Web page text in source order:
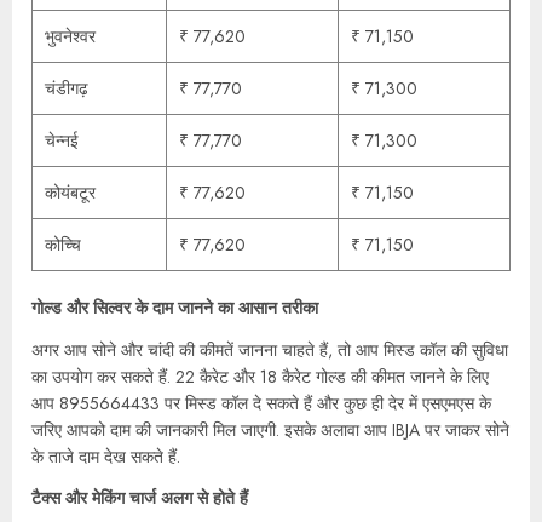
भुवनेश्वर ₹ 77,620 ₹ 71,150
चंडीगढ़ ₹ 77,770 ₹ 71,300
चेन्नई ₹ 77,770 ₹ 71,300
कोयंबटूर ₹ 77,620 ₹ 71,150
कोच्चि ₹ 77,620 ₹ 71,150
गोल्ड और सिल्वर के दाम जानने का आसान तरीका
अगर आप सोने और चांदी की कीमतें जानना चाहते हैं, तो आप मिस्ड कॉल की सुविधा
का उपयोग कर सकते हैं. 22 कैरेट और 18 कैरेट गोल्ड की कीमत जानने के लिए
आप 8955664433 पर मिस्ड कॉल दे सकते हैं और कुछ ही देर में एसएमएस के
जरिए आपको दाम की जानकारी मिल जाएगी. इसके अलावा आप IBJA पर जाकर सोने
के ताजे दाम देख सकते हैं.
टैक्स और मेकिंग चार्ज अलग से होते हैं